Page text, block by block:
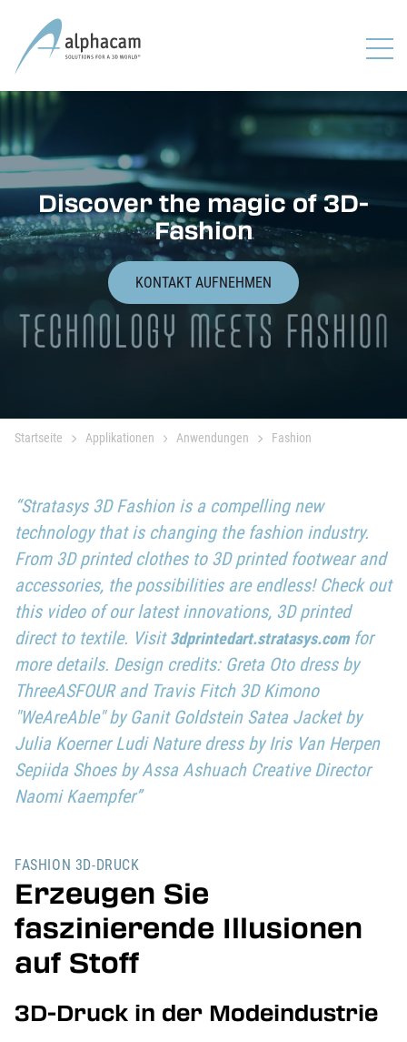
Discover the magic of 3D-
Fashion
KONTAKT AUFNEHMEN
Startseite Applikationen Anwendungen Fashion
“Stratasys 3D Fashion is a compelling new
technology that is changing the fashion industry.
From 3D printed clothes to 3D printed footwear and
accessories, the possibilities are endless! Check out
this video of our latest innovations, 3D printed
direct to textile. Visit3dprintedart.stratasys.comfor
more details. Design credits: Greta Oto dress by
ThreeASFOUR and Travis Fitch 3D Kimono
"WeAreAble" by Ganit Goldstein Satea Jacket by
Julia Koerner Ludi Nature dress by Iris Van Herpen
Sepiida Shoes by Assa Ashuach Creative Director
Naomi Kaempfer”
FASHION 3D-DRUCK
Erzeugen Sie
faszinierende Illusionen
auf Stoff
3D-Druck in der Modeindustrie